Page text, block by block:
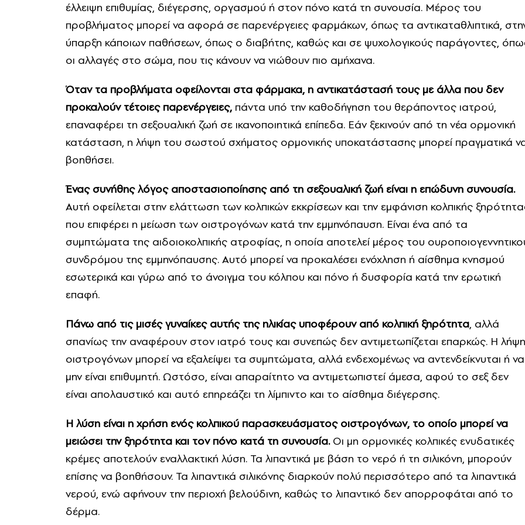
έλλειψη επιθυμίας, διέγερσης, οργασμού ή στον πόνο κατά τη συνουσία. Μέρος του
προβλήματος μπορεί να αφορά σε παρενέργειες φαρμάκων, όπως τα αντικαταθλιπτικά,
ύπαρξη κάποιων παθήσεων, όπως ο διαβήτης, καθώς και σε ψυχολογικούς παράγοντες,
οι αλλαγές στο σώμα, που τις κάνουν να νιώθουν πιο αμήχανα.
Όταν τα προβλήματα οφείλονται στα φάρμακα, η αντικατάστασή τους με άλλα που δεν
προκαλούν τέτοιες παρενέργειες, πάντα υπό την καθοδήγηση του θεράποντος ιατρού,
επαναφέρει τη σεξουαλική ζωή σε ικανοποιητικά επίπεδα. Εάν ξεκινούν από τη νέα ορμονική
κατάσταση, η λήψη του σωστού σχήματος ορμονικής υποκατάστασης μπορεί πραγματικά
βοηθήσει.
Ένας συνήθης λόγος αποστασιοποίησης από τη σεξουαλική ζωή είναι η επώδυνη συνουσία.
Αυτή οφείλεται στην ελάττωση των κολπικών εκκρίσεων και την εμφάνιση κολπικής
που επιφέρει η μείωση των οιστρογόνων κατά την εμμηνόπαυση. Είναι ένα από τα
συμπτώματα της αιδοιοκολπικής ατροφίας, η οποία αποτελεί μέρος του
συνδρόμου της εμμηνόπαυσης. Αυτό μπορεί να προκαλέσει ενόχληση ή αίσθημα κνησμού
εσωτερικά και γύρω από το άνοιγμα του κόλπου και πόνο ή δυσφορία κατά την ερωτική
επαφή.
Πάνω από τις μισές γυναίκες αυτής της ηλικίας υποφέρουν από κολπική ξηρότητα, αλλά
σπανίως την αναφέρουν στον ιατρό τους και συνεπώς δεν αντιμετωπίζεται επαρκώς. Η λήψη
οιστρογόνων μπορεί να εξαλείψει τα συμπτώματα, αλλά ενδεχομένως να αντενδείκνυται ή να
μην είναι επιθυμητή. Ωστόσο, είναι απαραίτητο να αντιμετωπιστεί άμεσα, αφού το σεξ δεν
είναι απολαυστικό και αυτό επηρεάζει τη λίμπιντο και το αίσθημα διέγερσης.
Η λύση είναι η χρήση ενός κολπικού παρασκευάσματος οιστρογόνων, το οποίο μπορεί να
μειώσει την ξηρότητα και τον πόνο κατά τη συνουσία.Οι μη ορμονικές κολπικές ενυδατικές
κρέμες αποτελούν εναλλακτική λύση. Τα λιπαντικά με βάση το νερό ή τη σιλικόνη, μπορούν
επίσης να βοηθήσουν. Τα λιπαντικά σιλικόνης διαρκούν πολύ περισσότερο από τα λιπαντικά
νερού, ενώ αφήνουν την περιοχή βελούδινη, καθώς το λιπαντικό δεν απορροφάται από το
δέρμα.